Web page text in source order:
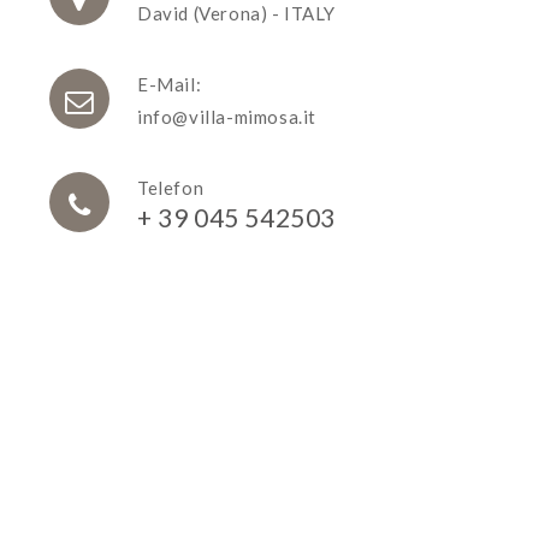
David (Verona) - ITALY
E-Mail:
info@villa-mimosa.it
Telefon
+ 39 045 542503